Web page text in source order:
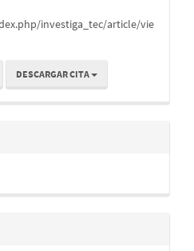
investiga_tec/article/vie
DESCARGAR CITA